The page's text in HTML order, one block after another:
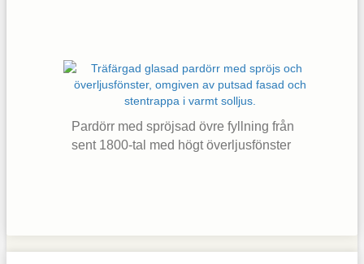
Pardörr med spröjsad övre fyllning från
sent 1800-tal med högt överljusfönster